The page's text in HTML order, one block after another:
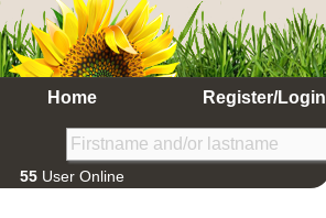
Home Register/Login
55 User Online